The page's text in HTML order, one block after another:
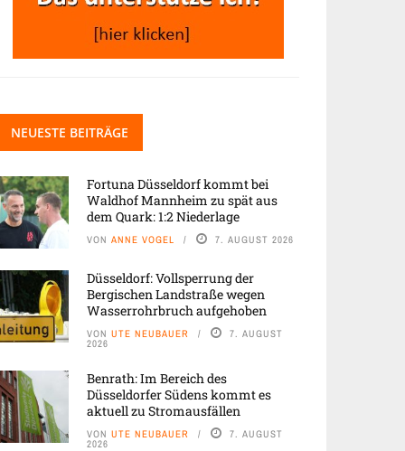
NEUESTE BEITRÄGE
Fortuna Düsseldorf kommt bei
Waldhof Mannheim zu spät aus
dem Quark: 1:2 Niederlage
VON ANNE VOGEL 7. AUGUST 2026
Düsseldorf: Vollsperrung der
Bergischen Landstraße wegen
Wasserrohrbruch aufgehoben
VON UTE NEUBAUER 7. AUGUST
2026
Benrath: Im Bereich des
Düsseldorfer Südens kommt es
aktuell zu Stromausfällen
VON UTE NEUBAUER 7. AUGUST
2026